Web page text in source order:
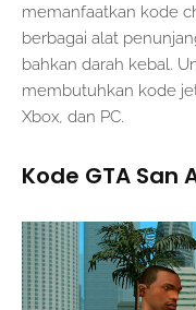
memanfaatkan kode
berbagai alat
bahkan darah kebal.
membutuhkan kode
Xbox, dan PC.
Kode GTA San